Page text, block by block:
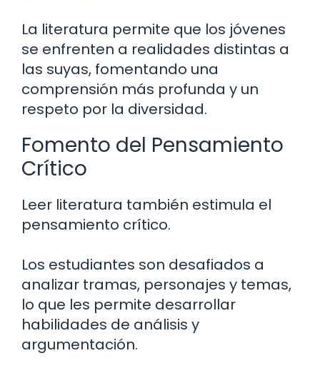
La literatura permite que los jóvenes
se enfrenten a realidades distintas a
las suyas, fomentando una
comprensión más profunda y un
respeto por la diversidad.
Fomento del Pensamiento
Crítico
Leer literatura también estimula el
pensamiento crítico.
Los estudiantes son desafiados a
analizar tramas, personajes y temas,
lo que les permite desarrollar
habilidades de análisis y
argumentación.